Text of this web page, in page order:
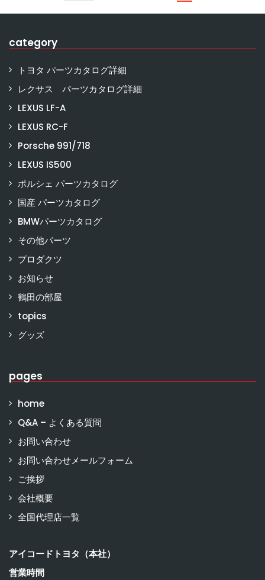
category
トヨタ パーツカタログ詳細
レクサス パーツカタログ詳細
LEXUS LF-A
LEXUS RC-F
Porsche 991/718
LEXUS IS500
ポルシェ パーツカタログ
国産 パーツカタログ
BMWパーツカタログ
その他パーツ
プロダクツ
お知らせ
鶴田の部屋
topics
グッズ
pages
home
Q&A – よくある質問
お問い合わせ
お問い合わせメールフォーム
ご挨拶
会社概要
全国代理店一覧
アイコードトヨタ（本社）
営業時間